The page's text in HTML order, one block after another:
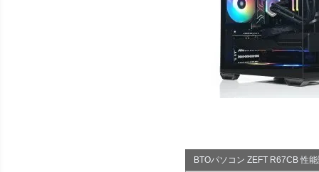
BTOパソコン ZEFT R67CB 性